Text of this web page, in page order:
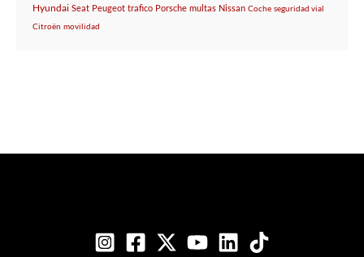
Hyundai Seat Peugeot trafico Porsche multas Nissan Coche seguridad vial
Citroën movilidad